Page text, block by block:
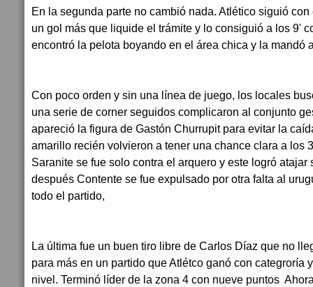
En la segunda parte no cambió nada. Atlético siguió
un gol más que liquide el trámite y lo consiguió a los 9'
encontró la pelota boyando en el área chica y la mandó
Con poco orden y sin una línea de juego, los locales
una serie de corner seguidos complicaron al conjunto
apareció la figura de Gastón Churrupit para evitar la
amarillo recién volvieron a tener una chance clara a los
Saranite se fue solo contra el arquero y este logró atajar
después Contente se fue expulsado por otra falta al
todo el partido,
La última fue un buen tiro libre de Carlos Díaz que no
para más en un partido que Atlétco ganó con categroría
nivel. Terminó líder de la zona 4 con nueve puntos